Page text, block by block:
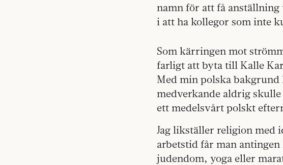
namn för att få
i att ha kollegor som inte
Som kärringen mot
farligt att byta till Kalle
Med min polska bakgrund
medverkande aldrig
ett medelsvårt polskt
Jag likställer religion med
arbetstid får man antingen
judendom, yoga eller